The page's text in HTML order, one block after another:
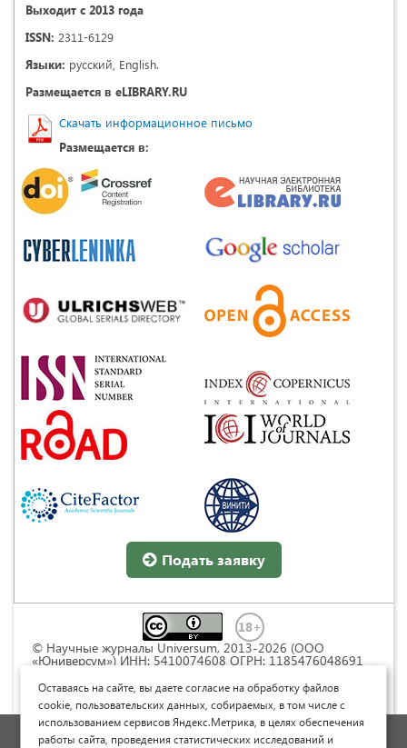
Выходит с 2013 года
ISSN: 2311-6129
Языки: русский, English.
Размещается в eLIBRARY.RU
Скачать информационное письмо
Размещается в:
Подать заявку
© Научные журналы Universum, 2013-2026 (ООО
«Юниверсум») ИНН: 5410074608 ОГРН: 1185476048691
Commons « Attribution» («Атрибуция») 4.0
Непортированная
Политика обработки персональных данных
Оставаясь на сайте, вы даете согласие на обработку файлов
cookie, пользовательских данных, собираемых, в том числе с
использованием сервисов Яндекс.Метрика, в целях обеспечения
работы сайта, проведения статистических исследований и